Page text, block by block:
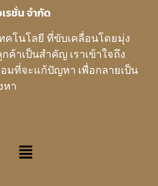
รชั่น จำกัด
คโนโลยี ที่ขับเคลื่อนโดยมุ่ง
ค้าเป็นสำคัญ เราเข้าใจถึง
มที่จะแก้ปัญหา เพื่อกลายเป็น
า